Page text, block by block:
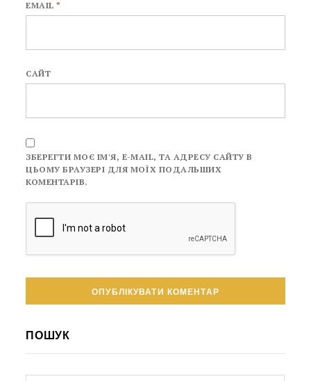
EMAIL*
САЙТ
ЗБЕРЕГТИ МОЄ ІМ'Я, E-MAIL, ТА АДРЕСУ САЙТУ В
ЦЬОМУ БРАУЗЕРІ ДЛЯ МОЇХ ПОДАЛЬШИХ
КОМЕНТАРІВ.
ПОШУК